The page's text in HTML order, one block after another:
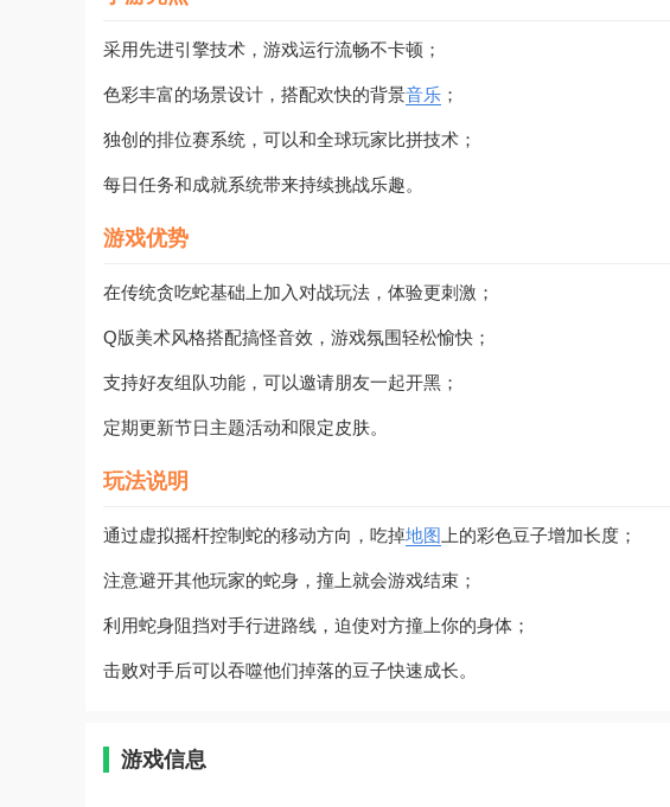
采用先进引擎技术，游戏运行流畅不卡顿；
色彩丰富的场景设计，搭配欢快的背景音乐 ；
独创的排位赛系统，可以和全球玩家比拼技术；
每日任务和成就系统带来持续挑战乐趣。
游戏优势
在传统贪吃蛇基础上加入对战玩法，体验更刺激；
Q版美术风格搭配搞怪音效，游戏氛围轻松愉快；
支持好友组队功能，可以邀请朋友一起开黑；
定期更新节日主题活动和限定皮肤。
玩法说明
通过虚拟摇杆控制蛇的移动方向，吃掉地图上的彩色豆子增加长度；
注意避开其他玩家的蛇身，撞上就会游戏结束；
利用蛇身阻挡对手行进路线，迫使对方撞上你的身体；
击败对手后可以吞噬他们掉落的豆子快速成长。
游戏信息